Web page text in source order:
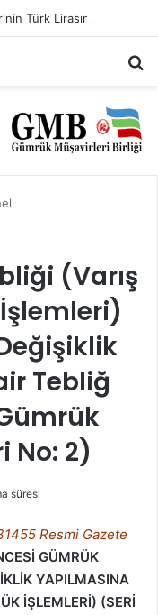
(Varış
Tebliğ
No: 2)
süresi
Resmi Gazete
GÜMRÜK
YAPILMASINA
İŞLEMLERİ) (SERİ